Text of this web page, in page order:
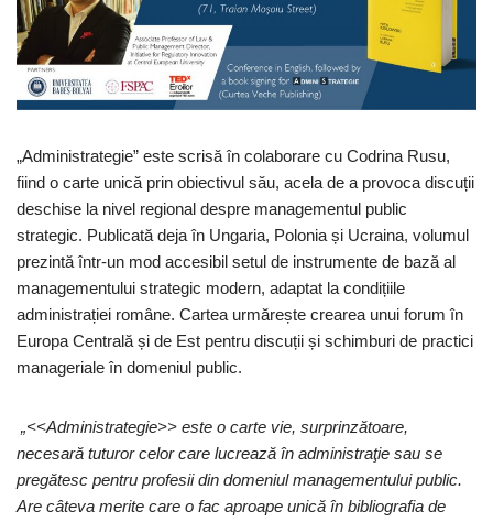
„Administrategie” este scrisă în colaborare cu Codrina Rusu,
fiind o carte unică prin obiectivul său, acela de a provoca discuții
deschise la nivel regional despre managementul public
strategic. Publicată deja în Ungaria, Polonia și Ucraina, volumul
prezintă într-un mod accesibil setul de instrumente de bază al
managementului strategic modern, adaptat la condițiile
administrației române. Cartea urmărește crearea unui forum în
Europa Centrală și de Est pentru discuții și schimburi de practici
manageriale în domeniul public.
„<<Administrategie>> este o carte vie, surprinzătoare,
necesară tuturor celor care lucrează în administraţie sau se
pregătesc pentru profesii din domeniul managementului public.
Are câteva merite care o fac aproape unică în bibliografia de